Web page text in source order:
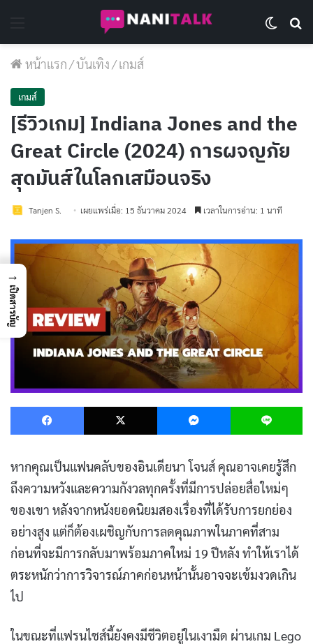
หน้าแรก/บันเทิง/เกมส์
เกมส์
[รีวิวเกม] Indiana Jones and the
Great Circle (2024) การผจญภัย
สุดมันส์ในโลกเสมือนจริง
Tanjen S. เผยแพร่เมื่อ: 15 ธันวาคม 2024 เวลาในการอ่าน: 1 นาที
Facebook X Messenger
หากคุณเป็นแฟนคลับของอินเดียนา โจนส์ คุณอาจเคยรู้สึก
ถึงความหวังและความกังวลทุกครั้งที่มีการปล่อยสื่อใหม่ๆ
ของเขา หลังจากหนังยอดนิยมสองเรื่องที่ได้รับการยกย่อง
อย่างสูง แต่ก็ต้องเผชิญกับการลดคุณภาพในภาคที่สาม
ก่อนที่จะมีการกลับมาพร้อมภาคใหม่ 19 ปีหลัง ทำให้เราได้
ตระหนักว่าการวิจารณ์ภาคก่อนหน้านั้นอาจจะเข้มงวดเกิน
ไป
ในขณะที่แฟรนไชส์นี้ยังคงมีชีวิตอยู่ในเงามืด ผ่านเกม Lego
→
เปิดสารบัญ